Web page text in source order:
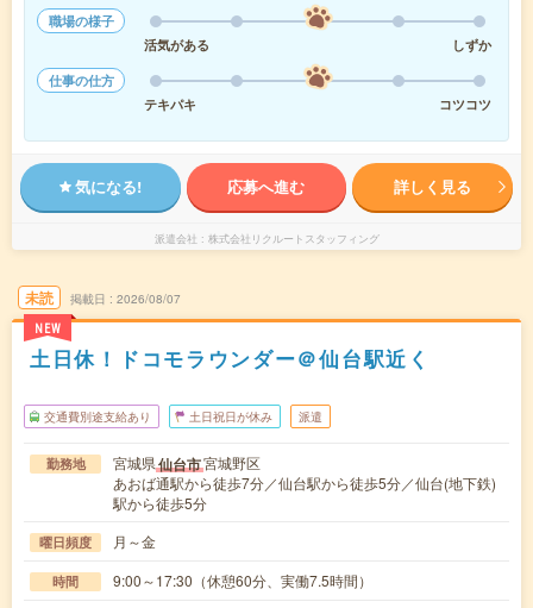
職場の様子
活気がある
しずか
仕事の仕方
テキパキ
コツコツ
気になる! 応募へ進む 詳しく見る
派遣会社 株式会社リクルートスタッフィング
未読
NEW
掲載日 2026/08/07
土日休！ドコモラウンダー＠仙台駅近く
交通費別途支給あり 土日祝日が休み 派遣
勤務地 宮城県仙台市宮城野区
あおば通駅から徒歩7分／仙台駅から徒歩5分／仙台(地下鉄)
駅から徒歩5分
曜日頻度 月～金
時間 9:00～17:30（休憩60分、実働7.5時間）